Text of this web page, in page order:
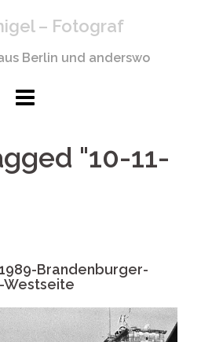
– Fotograf
Berlin und anderswo
"10-11-
Brandenburger-
Westseite